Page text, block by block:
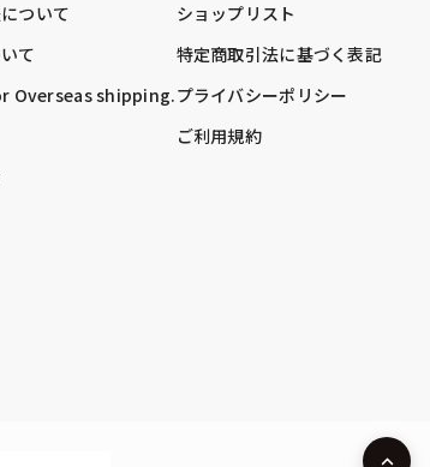
ついて
て
Overseas shipping.
ショップリスト
特定商取引法に基づく表記
プライバシーポリシー
ご利用規約